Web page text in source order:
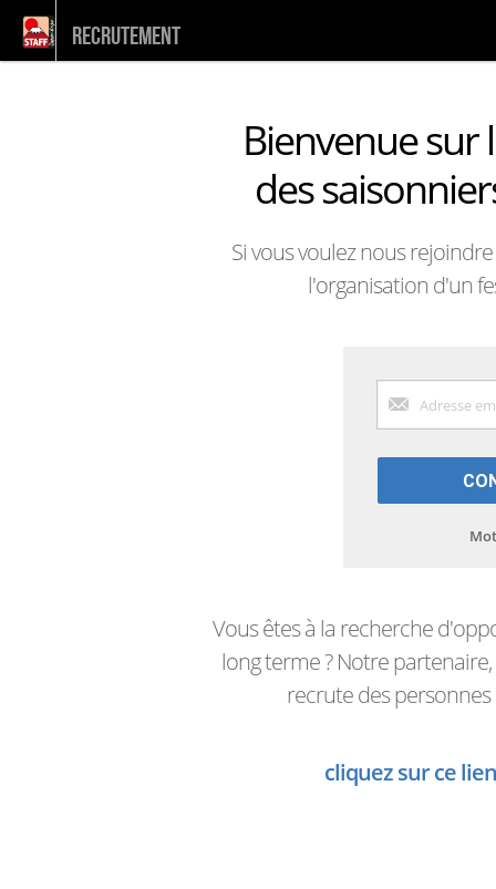
RECRUTEMENT
Bienvenue sur
des
Si vous voulez nous
l'organisation d'un
Vous êtes à la recherche
long terme ? Notre partenaire,
recrute des personnes
cliquez sur ce